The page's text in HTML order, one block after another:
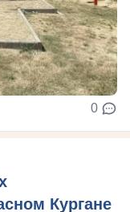
0
Кургане